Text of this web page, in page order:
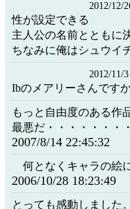
2012/12/
性が設定できる
主人公の名前とともに
ちなみに俺はシュウイ
2012/11/
Ibのメアリーさんです
もっと自由度のある作
最悪だ・・・・・・・
2007/8/14 22:45:32
何となくキャラの絵
2006/10/28 18:23:49
とっても感動しました。